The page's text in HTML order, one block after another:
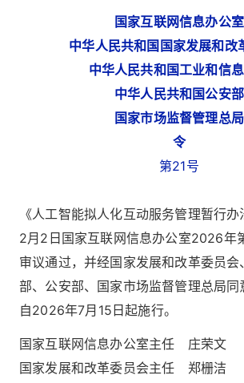
国家互联网信息办公室
中华人民共和国国家发展和改
中华人民共和国工业和信
中华人民共和国公安部
国家市场监督管理总局
令
第21号
《人工智能拟人化互动服务管理暂行
2月2日国家互联网信息办公室2026年
审议通过，并经国家发展和改革委员
部、公安部、国家市场监督管理总局同
自2026年7月15日起施行。
国家互联网信息办公室主任 庄荣文
国家发展和改革委员会主任 郑栅洁